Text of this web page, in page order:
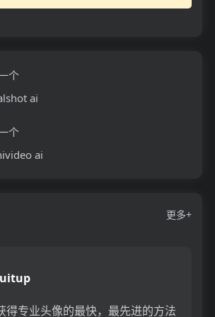
个
ai
个
ai
更多+
得专业头像的最快，最先进的方法